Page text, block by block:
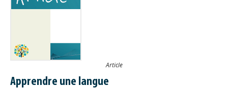
Article
Apprendre une langue